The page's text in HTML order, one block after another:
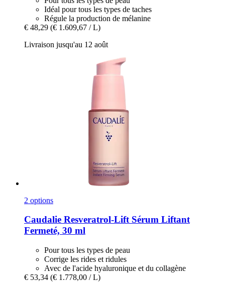
Idéal pour tous les types de taches
Régule la production de mélanine
€ 48,29 (€ 1.609,67 / L)
Livraison jusqu'au 12 août
2 options
Caudalie Resveratrol-​Lift Sérum Liftant
Fermeté, 30 ml
Pour tous les types de peau
Corrige les rides et ridules
Avec de l'acide hyaluronique et du collagène
€ 53,34 (€ 1.778,00 / L)